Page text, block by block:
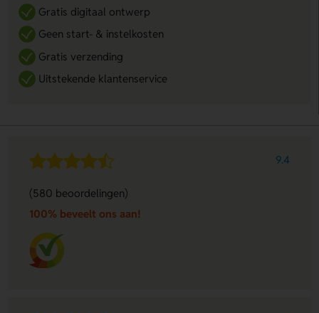
Gratis digitaal ontwerp
Geen start- & instelkosten
Gratis verzending
Uitstekende klantenservice
9.4
(580 beoordelingen)
100% beveelt ons aan!